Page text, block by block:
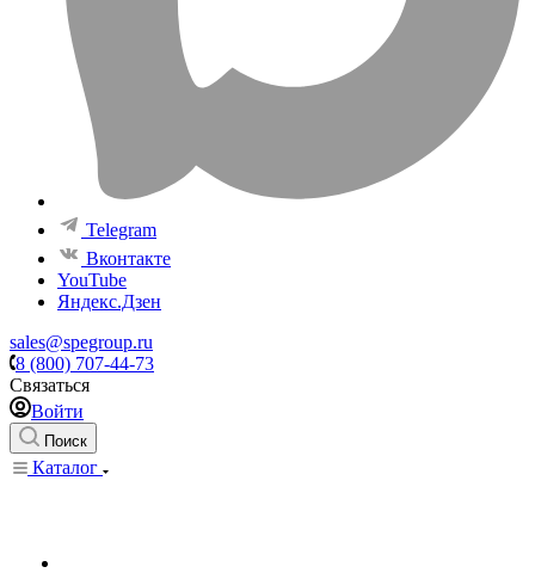
Telegram
Вконтакте
YouTube
Яндекс.Дзен
sales@spegroup.ru
8 (800) 707-44-73
Связаться
Войти
Поиск
Каталог